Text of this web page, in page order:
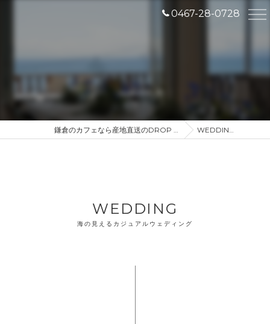
0467-28-0728
鎌倉のカフェなら産地直送のDROP IN WEDDING
海の見えるカジュアルウェディング
WEDDING